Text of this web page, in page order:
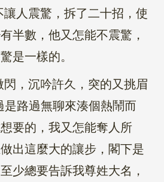
震驚，拆了二十招，使
半數，他又怎能不震驚，
是一樣的。
沉吟許久，突的又挑眉
是路過無聊來湊個熱鬧而
要的，我又怎能奪人所
出這麼大的讓步，閣下是
少總要告訴我尊姓大名，